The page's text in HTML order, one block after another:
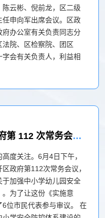
云彬、倪前龙，区二级
申向军出席会议。区政
办公室有关负责同志分
院、区检察院、团区
会有关负责人，利益相
开门办会聆听民声 区政府第 112 次常务会议迎来6位市民代表
度关注。6月4日下午，
政府第112次常务会议，
加强中小学幼儿园安全
为了让这份《实施意
位市民代表参与审议。 在